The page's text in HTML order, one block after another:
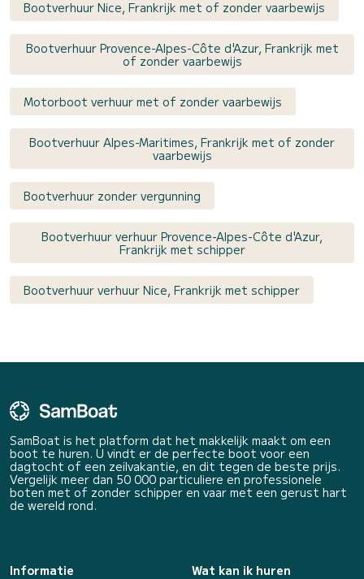
Bootverhuur Nice, Frankrijk met of zonder vaarbewijs
Bootverhuur Provence-Alpes-Côte d'Azur, Frankrijk met
of zonder vaarbewijs
Motorboot verhuur met of zonder vaarbewijs
Bootverhuur Alpes-Maritimes, Frankrijk met of zonder
vaarbewijs
Bootverhuur zonder vergunning
Bootverhuur verhuur Provence-Alpes-Côte d'Azur,
Frankrijk met schipper
Bootverhuur verhuur Nice, Frankrijk met schipper
SamBoat is het platform dat het makkelijk maakt om een
boot te huren. U vindt er de perfecte boot voor een
dagtocht of een zeilvakantie, en dit tegen de beste prijs.
Vergelijk meer dan 50 000 particuliere en professionele
boten met of zonder schipper en vaar met een gerust hart
de wereld rond.
Informatie
Wat kan ik huren